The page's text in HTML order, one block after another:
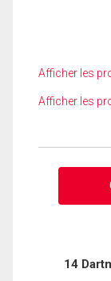
Afficher les
Afficher les
14